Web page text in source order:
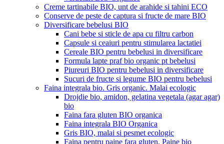
Creme tartinabile BIO, unt de arahide si tahini ECO
Conserve de peste de captura si fructe de mare BIO
Diversificare bebelusi BIO
Cani bebe si sticle de apa cu filtru carbon
Capsule si ceaiuri pentru stimularea lactatiei
Cereale BIO pentru bebelusi in diversificare
Formula lapte praf bio organic pt bebelusi
Piureuri BIO pentru bebelusi in diversificare
Sucuri de fructe si legume BIO pentru bebelusi
Faina integrala bio. Gris organic. Malai ecologic
Drojdie bio, amidon, gelatina vegetala (agar agar)
bio
Faina fara gluten BIO organica
Faina integrala BIO Organica
Gris BIO, malai si pesmet ecologic
Faina pentru paine fara gluten. Paine bio